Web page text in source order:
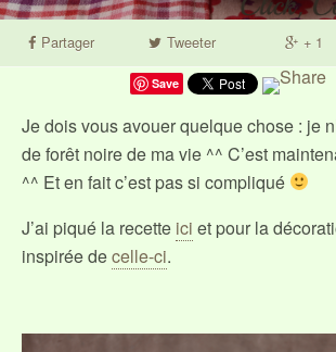
Partager Tweeter + 1
Save
Je dois vous avouer quelque chose : je
de forêt noire de ma vie ^^ C’est
^^ Et en fait c’est pas si compliqué
J’ai piqué la recette ici et pour la
inspirée decelle-ci.